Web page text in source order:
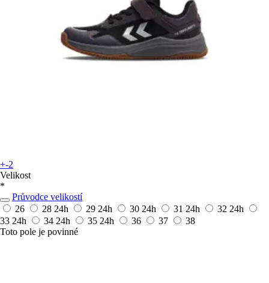
+-2
Velikost
*
Průvodce velikostí
26
28 24h 29 24h 30 24h 31 24h 32 24h
33 24h 34 24h 35 24h 36 37
38
Toto pole je povinné